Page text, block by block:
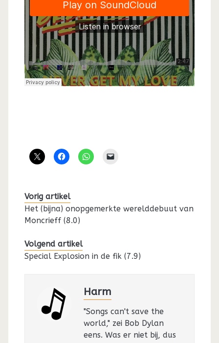
Vorig artikel
Het (bijna) onopgemerkte werelddebuut van
Moncrieff (8.0)
Volgend artikel
Special Explosion in de fik (7.9)
Harm
"Songs can't save the
world," zei Bob Dylan
eens. Was er niet bij, dus